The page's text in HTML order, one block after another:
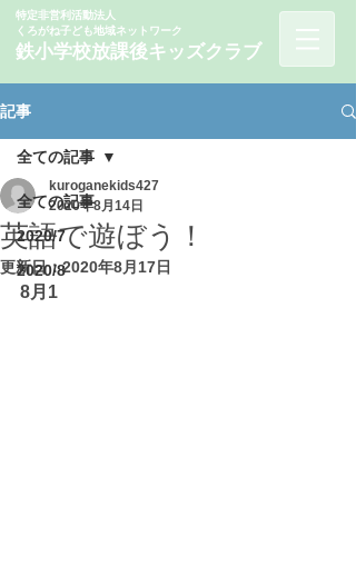
特定非営利活動法人
くろがね子ども地域ネットワーク
鉄小学校​放課後キッズクラ ブ
記事
全ての記事
2020/7
2020/8
全ての記事
英語で遊ぼう！
kuroganekids427
2020年8月14日
更新日：2020年8月17日
8月1